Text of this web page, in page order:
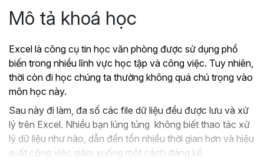
Mô tả khoá học
Excel là công cụ tin học văn phòng được sử dụng phổ
biến trong nhiều lĩnh vực học tập và công việc. Tuy nhiên,
thời còn đi học chúng ta thường không quá chú trọng vào
môn học này.
Sau này đi làm, đa số các file dữ liệu đều được lưu và xử
lý trên Excel. Nhiều bạn lúng túng không biết thao tác xử
lý dữ liệu như nào, dẫn đến tốn nhiều thời gian hơn và hiệu
suất công việc giảm xuống một cách đáng kể.